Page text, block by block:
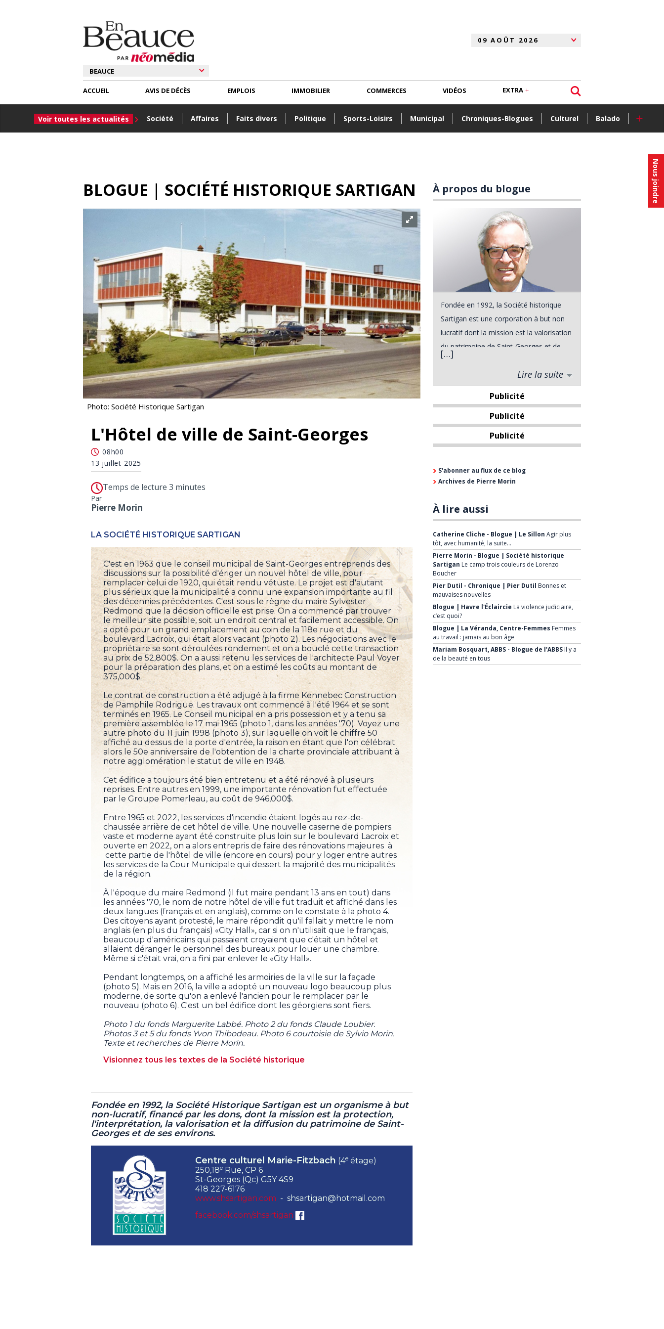
Nous joindre
ACCUEIL
Voir toutes les actualités Société Affaires Faits divers Politique Sports-Loisirs Municipal Chroniques-Blogues Culturel Balado +
AVIS DE DÉCÈS EMPLOIS IMMOBILIER COMMERCES VIDÉOS EXTRA
BLOGUE | SOCIÉTÉ HISTORIQUE SARTIGAN
Photo: Société Historique Sartigan
L'Hôtel de ville de Saint-Georges
08h00
13 juillet 2025
Temps de lecture 3 minutes
Par
Pierre Morin
LA SOCIÉTÉ HISTORIQUE SARTIGAN
C'est en 1963 que le conseil municipal de Saint-Georges entreprends des
discussions sur la possibilité d'ériger un nouvel hôtel de ville, pour
remplacer celui de 1920, qui était rendu vétuste. Le projet est d'autant
plus sérieux que la municipalité a connu une expansion importante au fil
des décennies précédentes. C'est sous le règne du maire Sylvester
Redmond que la décision officielle est prise. On a commencé par trouver
le meilleur site possible, soit un endroit central et facilement accessible. On
a opté pour un grand emplacement au coin de la 118e rue et du
boulevard Lacroix, qui était alors vacant (photo 2). Les négociations avec le
propriétaire se sont déroulées rondement et on a bouclé cette transaction
au prix de 52,800$. On a aussi retenu les services de l'architecte Paul Voyer
pour la préparation des plans, et on a estimé les coûts au montant de
375,000$.
Le contrat de construction a été adjugé à la firme Kennebec Construction
de Pamphile Rodrigue. Les travaux ont commencé à l'été 1964 et se sont
terminés en 1965. Le Conseil municipal en a pris possession et y a tenu sa
première assemblée le 17 mai 1965 (photo 1, dans les années '70). Voyez une
autre photo du 11 juin 1998 (photo 3), sur laquelle on voit le chiffre 50
affiché au dessus de la porte d'entrée, la raison en étant que l'on célébrait
alors le 50e anniversaire de l'obtention de la charte provinciale attribuant à
notre agglomération le statut de ville en 1948.
Cet édifice a toujours été bien entretenu et a été rénové à plusieurs
reprises. Entre autres en 1999, une importante rénovation fut effectuée
par le Groupe Pomerleau, au coût de 946,000$.
Entre 1965 et 2022, les services d'incendie étaient logés au rez-de-
chaussée arrière de cet hôtel de ville. Une nouvelle caserne de pompiers
vaste et moderne ayant été construite plus loin sur le boulevard Lacroix et
ouverte en 2022, on a alors entrepris de faire des rénovations majeures à
cette partie de l'hôtel de ville (encore en cours) pour y loger entre autres
les services de la Cour Municipale qui dessert la majorité des municipalités
de la région.
À l'époque du maire Redmond (il fut maire pendant 13 ans en tout) dans
les années '70, le nom de notre hôtel de ville fut traduit et affiché dans les
deux langues (français et en anglais), comme on le constate à la photo 4.
Des citoyens ayant protesté, le maire répondit qu'il fallait y mettre le nom
anglais (en plus du français) «City Hall», car si on n'utilisait que le français,
beaucoup d'américains qui passaient croyaient que c'était un hôtel et
allaient déranger le personnel des bureaux pour louer une chambre.
Même si c'était vrai, on a fini par enlever le «City Hall».
Pendant longtemps, on a affiché les armoiries de la ville sur la façade
(photo 5). Mais en 2016, la ville a adopté un nouveau logo beaucoup plus
moderne, de sorte qu'on a enlevé l'ancien pour le remplacer par le
nouveau (photo 6). C'est un bel édifice dont les géorgiens sont fiers.
Photo 1 du fonds Marguerite Labbé. Photo 2 du fonds Claude Loubier.
Photos 3 et 5 du fonds Yvon Thibodeau. Photo 6 courtoisie de Sylvio Morin.
Texte et recherches de Pierre Morin.
Visionnez tous les textes de la Société historique
Fondée en 1992, la Société Historique Sartigan est un organisme à but
non-lucratif, financé par les dons, dont la mission est la protection,
l'interprétation, la valorisation et la diffusion du patrimoine de Saint-
Georges et de ses environs.
Centre culturel Marie-Fitzbach (4e étage)
250,18e Rue, CP 6
St-Georges (Qc) G5Y 4S9
418 227-6176
www.shsartigan.com - shsartigan@hotmail.com
facebook.com/shsartigan
À propos du blogue
Fondée en 1992, la Société historique
Sartigan est une corporation à but non
lucratif dont la mission est la valorisation
du patrimoine de Saint-Georges et de
ses environs. Elle a vu le jour à la suite
d'une rencontre entre divers intervenants
du milieu touristique de Saint-Georges,
rencontre qui s'est déroulée dans le
cadre du Forum Urbain de l'automne
1991. De plus, le grand public pourra
bientôt visiter le Musée de
présentement en restructuration.
de :
historique régional
Mettre en valeur le patrimoine de
la ville et de ses environs
Sensibiliser la population à la
sauvegarde de notre patrimoine
Développer de nouveaux projets à
caractère historique, faire
connaître à la population les
avantages économiques et
culturels de la conservation de nos
[…]
Lire la suite
Publicité
Publicité
Publicité
S'abonner au flux de ce blog
Archives de Pierre Morin
À lire aussi
Catherine Cliche - Blogue | Le Sillon Agir plus
tôt, avec humanité, la suite…
Pierre Morin - Blogue | Société historique
Sartigan Le camp trois couleurs de Lorenzo
Boucher
Pier Dutil - Chronique | Pier Dutil Bonnes et
mauvaises nouvelles
Blogue | Havre l'Éclaircie La violence judiciaire,
c’est quoi?
Blogue | La Véranda, Centre-Femmes Femmes
au travail : jamais au bon âge
Mariam Bosquart, ABBS - Blogue de l'ABBS Il y a
de la beauté en tous